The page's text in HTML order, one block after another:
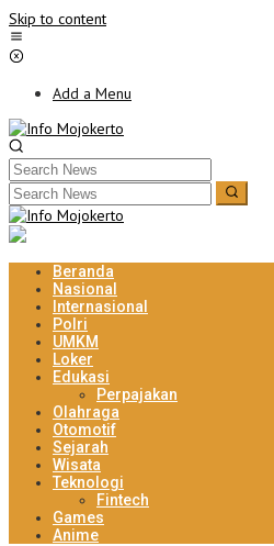
Skip to content
Add a Menu
Beranda
Nasional
Internasional
Polri
UMKM
Loker
Edukasi
Perpajakan
Olahraga
Otomotif
Sejarah
Wisata
Teknologi
Fintech
Games
Anime